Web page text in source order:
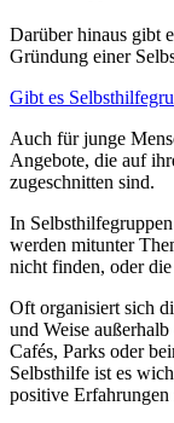
Darüber hinaus gibt
Gründung einer
Gibt es
Auch für junge
Angebote, die auf
zugeschnitten sind.
In
werden mitunter
nicht finden, oder
Oft organisiert sich
und Weise
Cafés, Parks oder
Selbsthilfe ist es
positive Erfahrungen